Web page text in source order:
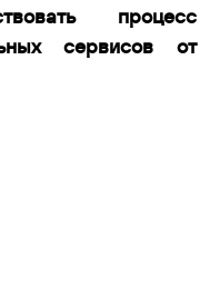
процесс
сервисов от